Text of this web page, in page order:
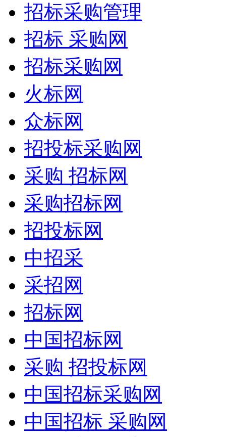
招标采购管理
招标 采购网
招标采购网
火标网
众标网
招投标采购网
采购 招标网
采购招标网
招投标网
中招采
采招网
招标网
中国招标网
采购 招投标网
中国招标采购网
中国招标 采购网